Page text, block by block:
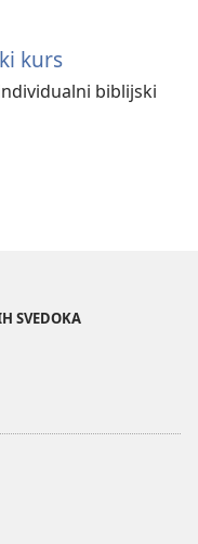
kurs
biblijski
SVEDOKA